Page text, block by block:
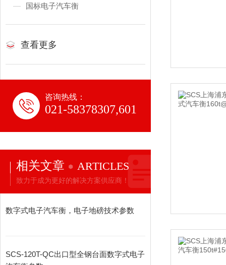
国标电子汽车衡
查看更多
咨询热线：
021-58378307,601
相关文章 ARTICLES
致力于成为更好的解决方案供应商！
数字式电子汽车衡，电子地磅技术参数
SCS-120T-QC出口型全钢台面数字式电子